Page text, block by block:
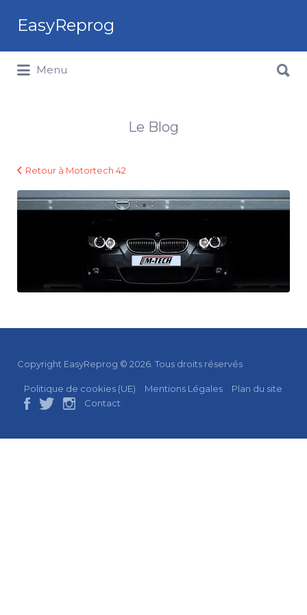
EasyReprog
Menu
Le Blog
Retour à Motortech 42
Copyright EasyReprog © 2026. Tous droits réservés
Politique de cookies (UE) Mentions Légales
Plan du site
Contact